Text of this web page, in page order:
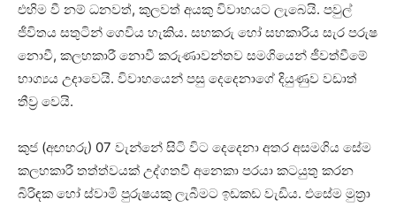
එහිම වී නම් ධනවත්, කුලවත් අයකු විවාහයට ලැබෙයි. පවුල්
ජීවිතය සතුටින් ගෙවිය හැකිය. සහකරු හෝ සහකාරිය සැර පරුෂ
නොවී, කලහකාරී නොවී කරුණාවන්තව සමගියෙන් ජීවත්වීමේ
භාග්‍යය උදාවෙයි. විවාහයෙන් පසු දෙදෙනාගේ දියුණුව වඩාත්
තීව්‍ර වෙයි.
කුජ (අඟහරු) 07 වැන්නේ සිටි විට දෙදෙනා අතර අසමගිය සේම
කලහකාරී තත්ත්වයක්‌ උද්ගතවී අනෙකා පරයා කටයුතු කරන
බිරිඳක හෝ ස්‌වාමි පුරුෂයකු ලැබීමට ඉඩකඩ වැඩිය. එසේම මුත්‍රා